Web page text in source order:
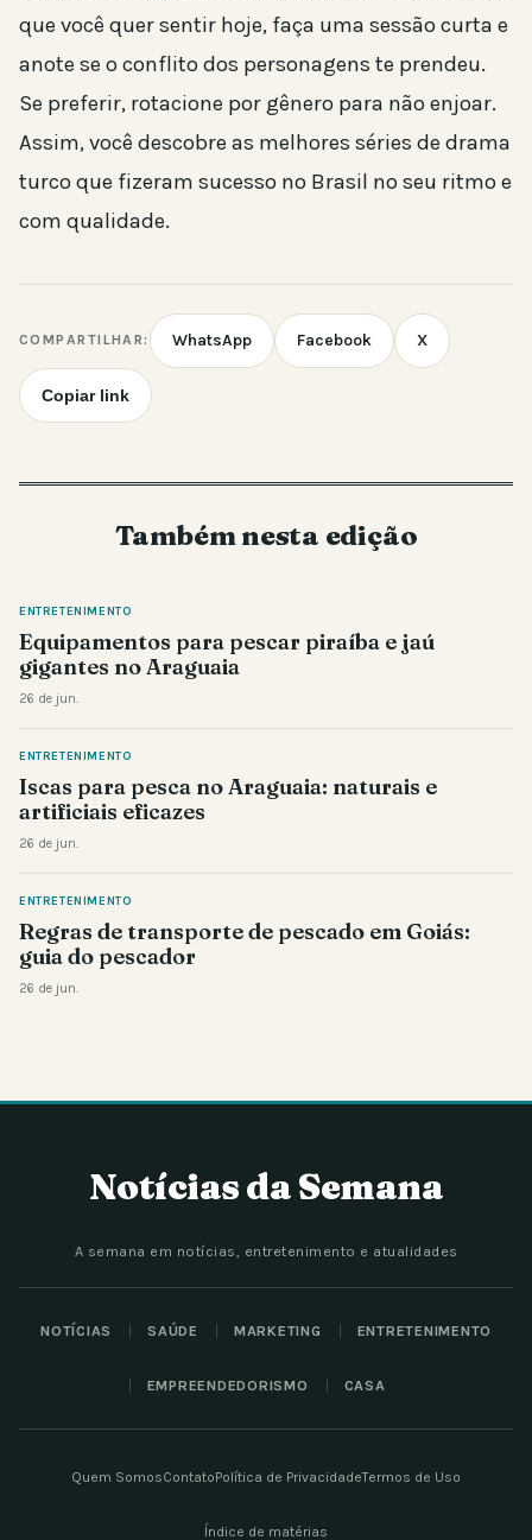
que você quer sentir hoje, faça uma sessão curta e
anote se o conflito dos personagens te prendeu.
Se preferir, rotacione por gênero para não enjoar.
Assim, você descobre as melhores séries de drama
turco que fizeram sucesso no Brasil no seu ritmo e
com qualidade.
COMPARTILHAR: WhatsApp Facebook X
Copiar link
Também nesta edição
ENTRETENIMENTO
Equipamentos para pescar piraíba e jaú
gigantes no Araguaia
26 de jun.
ENTRETENIMENTO
Iscas para pesca no Araguaia: naturais e
artificiais eficazes
26 de jun.
ENTRETENIMENTO
Regras de transporte de pescado em Goiás:
guia do pescador
26 de jun.
Notícias da Semana
A semana em notícias, entretenimento e atualidades
NOTÍCIAS SAÚDE MARKETING ENTRETENIMENTO
EMPREENDEDORISMO CASA
Quem SomosContatoPolítica de PrivacidadeTermos de Uso
Índice de matérias